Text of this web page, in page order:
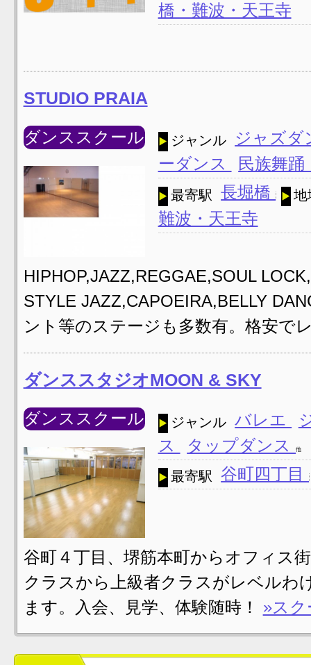
橋・難波・天王寺
STUDIO PRAIA
ダンススクール ジャンル
ジャズ
ーダンス
民族舞
最寄駅 長堀橋 地
難波・天王寺
HIPHOP,JAZZ,REGGAE,SOUL
STYLE JAZZ,CAPOEIRA,BELLY
ント等のステージも多数有。格安
ダンススタジオMOON & SKY
ダンススクール ジャンル バレエ
ス
タップダンス他
最寄駅 谷町四丁目
谷町４丁目、堺筋本町からオフィス
クラスから上級者クラスがレベルわ
ます。入会、見学、体験随時！ »スク